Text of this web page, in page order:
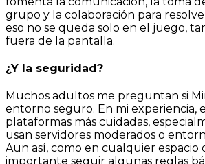
grupo y la colaboración para
eso no se queda solo en el juego,
fuera de la pantalla.
¿Y la seguridad?
Muchos adultos me preguntan si
entorno seguro. En mi experiencia,
plataformas más cuidadas,
usan servidores moderados o
Aun así, como en cualquier espacio
importante seguir algunas reglas